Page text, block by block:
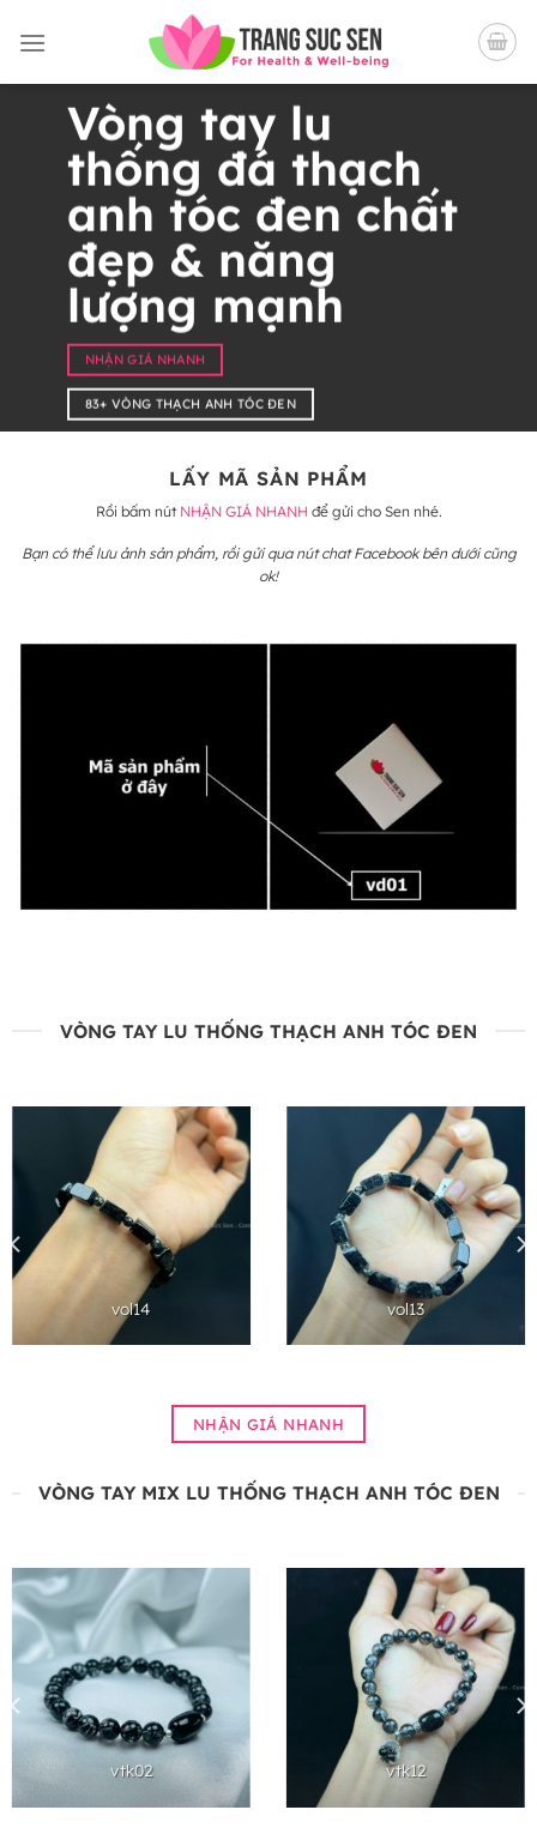
qua
Vòng tay lu
thống đá thạch
anh tóc đen chất
đẹp & năng
lượng mạnh
NHẬN GIÁ NHANH
83+ VÒNG THẠCH ANH TÓC ĐEN
LẤY MÃ SẢN PHẨM
Rồi bấm nút NHẬN GIÁ NHANH để gửi cho Sen nhé.
Bạn có thể lưu ảnh sản phẩm, rồi gửi qua nút chat Facebook bên dưới cũng
ok!
VÒNG TAY LU THỐNG THẠCH ANH TÓC ĐEN
vol14 vol13
NHẬN GIÁ NHANH
VÒNG TAY MIX LU THỐNG THẠCH ANH TÓC ĐEN
vtk02 vtk12